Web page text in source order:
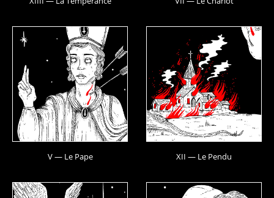
V — Le Pape XII — Le Pendu